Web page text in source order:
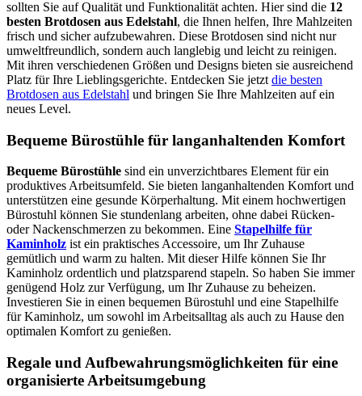
sollten Sie auf Qualität und Funktionalität achten. Hier sind die 12
besten Brotdosen aus Edelstahl, die Ihnen helfen, Ihre Mahlzeiten
frisch und sicher aufzubewahren. Diese Brotdosen sind nicht nur
umweltfreundlich, sondern auch langlebig und leicht zu reinigen.
Mit ihren verschiedenen Größen und Designs bieten sie ausreichend
Platz für Ihre Lieblingsgerichte. Entdecken Sie jetzt die besten
Brotdosen aus Edelstahl und bringen Sie Ihre Mahlzeiten auf ein
neues Level.
Bequeme Bürostühle für langanhaltenden Komfort
Bequeme Bürostühle sind ein unverzichtbares Element für ein
produktives Arbeitsumfeld. Sie bieten langanhaltenden Komfort und
unterstützen eine gesunde Körperhaltung. Mit einem hochwertigen
Bürostuhl können Sie stundenlang arbeiten, ohne dabei Rücken-
oder Nackenschmerzen zu bekommen. Eine Stapelhilfe für
Kaminholz ist ein praktisches Accessoire, um Ihr Zuhause
gemütlich und warm zu halten. Mit dieser Hilfe können Sie Ihr
Kaminholz ordentlich und platzsparend stapeln. So haben Sie immer
genügend Holz zur Verfügung, um Ihr Zuhause zu beheizen.
Investieren Sie in einen bequemen Bürostuhl und eine Stapelhilfe
für Kaminholz, um sowohl im Arbeitsalltag als auch zu Hause den
optimalen Komfort zu genießen.
Regale und Aufbewahrungsmöglichkeiten für eine
organisierte Arbeitsumgebung